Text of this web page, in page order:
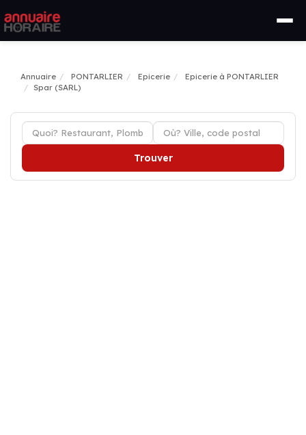
Annuaire PONTARLIER Epicerie
Epicerie à PONTARLIER
Spar (SARL)
Trouver